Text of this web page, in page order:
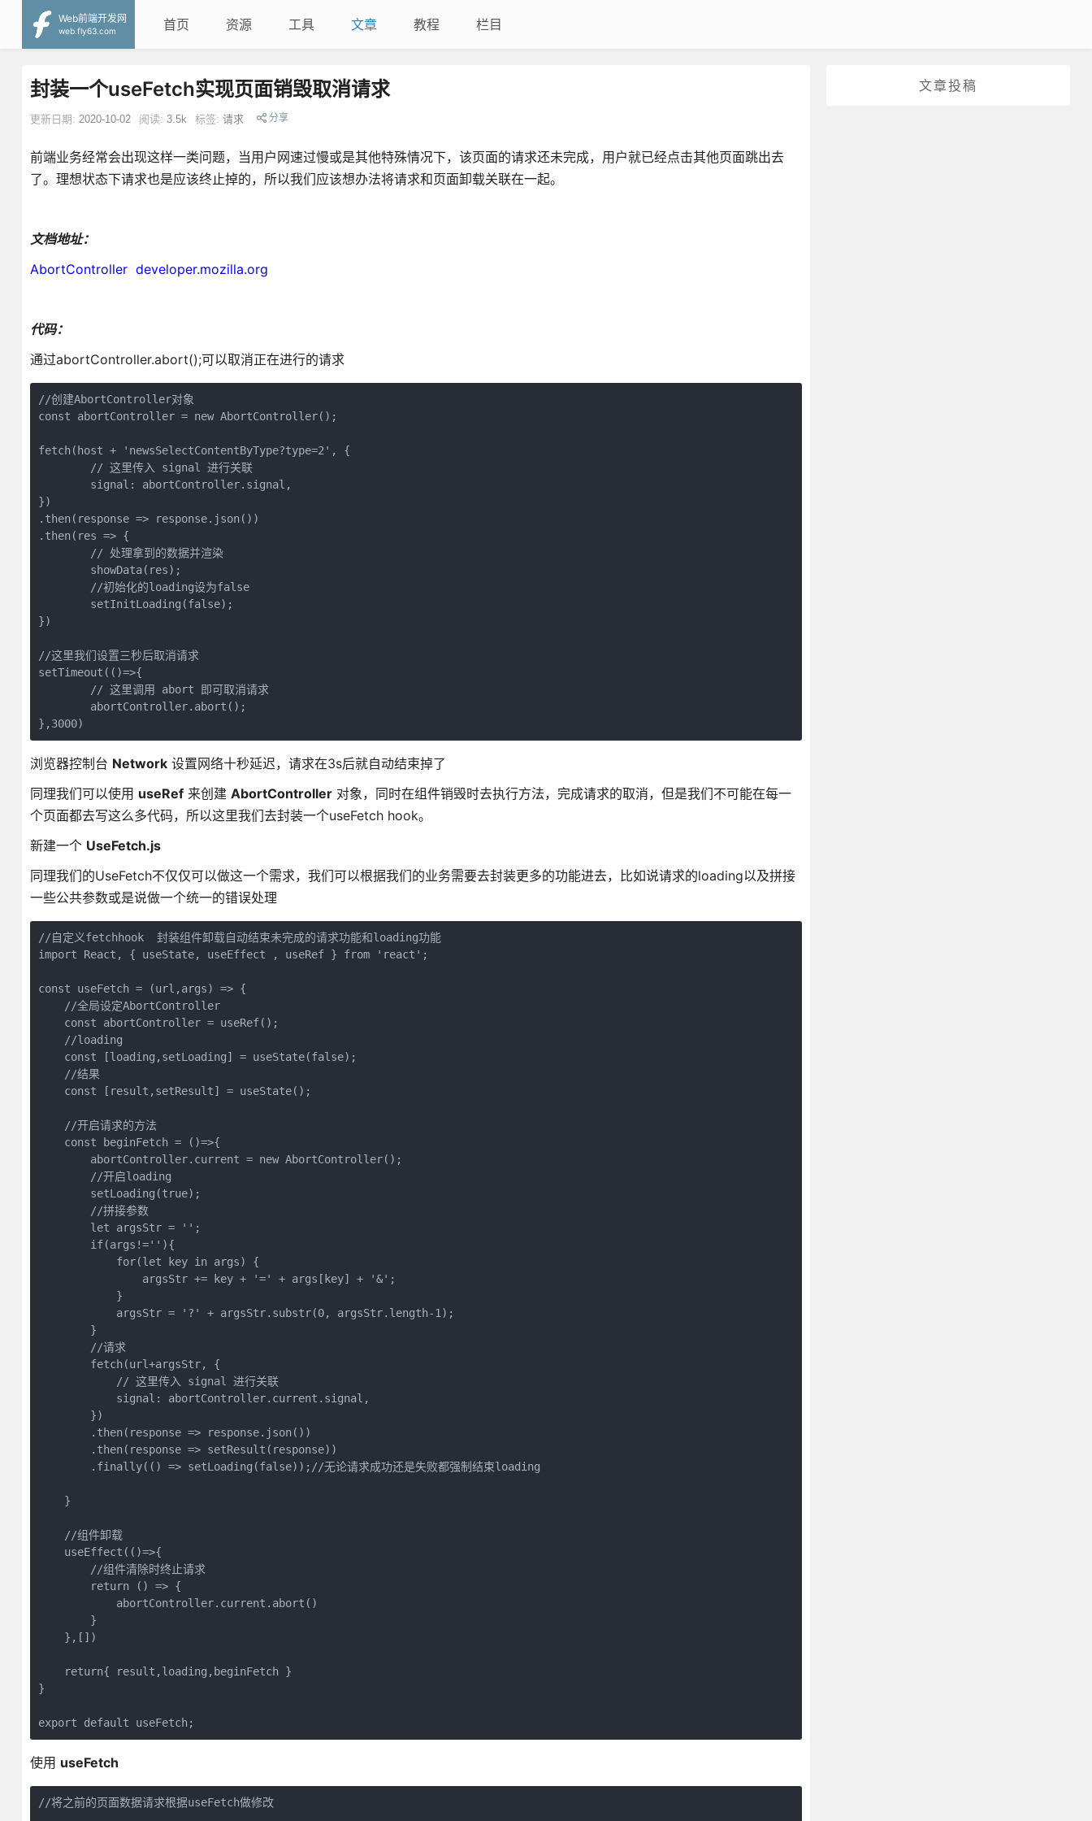
Web前端开发网
web.fly63.com
首页 资源 工具 文章 教程 栏目
文章投稿
封装一个useFetch实现页面销毁取消请求
更新日期: 2020-10-02 阅读: 3.5k 标签: 请求 分享
前端业务经常会出现这样一类问题，当用户网速过慢或是其他特殊情况下，该页面的请求还未完成，用户就已经点击其他页面跳出去
了。理想状态下请求也是应该终止掉的，所以我们应该想办法将请求和页面卸载关联在一起。
文档地址：
AbortController developer.mozilla.org
代码：
通过abortController.abort();可以取消正在进行的请求
//创建AbortController对象
const abortController = new AbortController();
fetch(host + 'newsSelectContentByType?type=2', {
})
.then(response => response.json())
.then(res => {
})
//这里我们设置三秒后取消请求
setTimeout(()=>{
},3000)
浏览器控制台 Network设置网络十秒延迟，请求在3s后就自动结束掉了
同理我们可以使用 useRef来创建 AbortController对象，同时在组件销毁时去执行方法，完成请求的取消，但是我们不可能在每一
个页面都去写这么多代码，所以这里我们去封装一个useFetch hook。
新建一个 UseFetch.js
同理我们的UseFetch不仅仅可以做这一个需求，我们可以根据我们的业务需要去封装更多的功能进去，比如说请求的loading以及拼接
一些公共参数或是说做一个统一的错误处理
//自定义fetchhook  封装组件卸载自动结束未完成的请求功能和loading功能
import React, { useState, useEffect , useRef } from 'react';
const useFetch = (url,args) => {
    //全局设定AbortController
    const abortController = useRef();
    //loading
    const [loading,setLoading] = useState(false);
    //结果
    const [result,setResult] = useState();
    //开启请求的方法
    const beginFetch = ()=>{
        abortController.current = new AbortController();
        //开启loading
        setLoading(true);
        //拼接参数
        let argsStr = '';
        if(args!=''){
            for(let key in args) {
                argsStr += key + '=' + args[key] + '&';
            }
            argsStr = '?' + argsStr.substr(0, argsStr.length-1);
        }
        //请求
        fetch(url+argsStr, {
            // 这里传入 signal 进行关联
            signal: abortController.current.signal,
        })
        .then(response => response.json())
        .then(response => setResult(response))
        .finally(() => setLoading(false));//无论请求成功还是失败都强制结束loading
    }
    //组件卸载
    useEffect(()=>{
        //组件清除时终止请求
        return () => {
            abortController.current.abort()
        }
    },[])
    return{ result,loading,beginFetch }
}
export default useFetch;
使用 useFetch
//将之前的页面数据请求根据useFetch做修改